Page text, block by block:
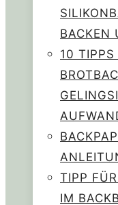
BACKEN
10
TIPP
IM